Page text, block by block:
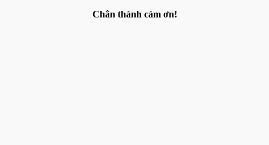
Chân thành cảm ơn!